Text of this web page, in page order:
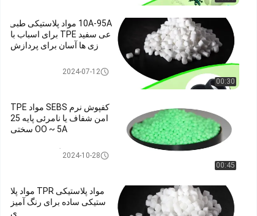
00:30
10A-95A مواد پلاستیکی طبی
عی سفید TPE برای اسباب با
زی ها آسان برای پردازش
مواد پلاستیکی TPE2024-07-12
00:45
کفپوش نرم SEBS مواد TPE
امن شفاف یا نامرئی پایه 25
OO ~ 5A سختی
2024-10-28
مواد پلاستیکی TPR مواد پلا
ستیکی ساده برای رنگ آمیز
ی